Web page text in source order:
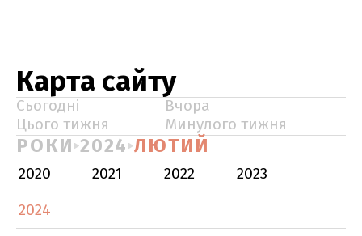
Карта сайту
Сьогодні
Вчора
Цього тижня
Минулого тижня
РОКИ 2024 ЛЮТИЙ
2020 2021 2022
2023
2024